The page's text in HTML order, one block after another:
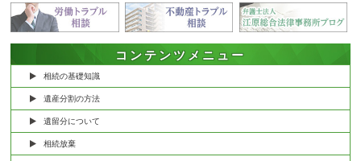
コンテンツメニュー
相続の基礎知識
遺産分割の方法
遺留分について
相続放棄